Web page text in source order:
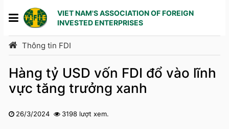
VIET NAM'S ASSOCIATION OF FOREIGN
INVESTED ENTERPRISES
Thông tin FDI
Hàng tỷ USD vốn FDI đổ vào lĩnh
vực tăng trưởng xanh
26/3/2024
3198 lượt xem.